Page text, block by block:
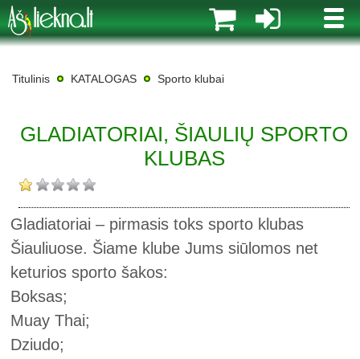
MENIU
Titulinis KATALOGAS Sporto klubai
GLADIATORIAI, ŠIAULIŲ SPORTO
KLUBAS
Gladiatoriai – pirmasis toks sporto klubas
Šiauliuose. Šiame klube Jums siūlomos net
keturios sporto šakos:
Boksas;
Muay Thai;
Dziudo;